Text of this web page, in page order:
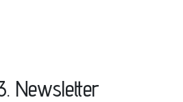
Newsletter